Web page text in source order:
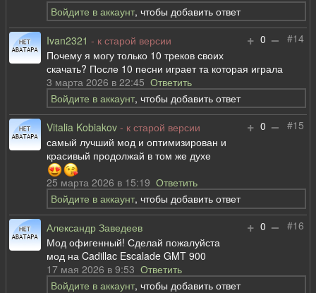
Войдите в аккаунт, чтобы добавить ответ
#14
+ 0 –
Ivan2321 - к старой версии
Почему я могу только 10 треков своих
скачать? После 10 песни играет та которая играла
3 марта 2026 в 22:45Ответить
Войдите в аккаунт, чтобы добавить ответ
#15
+ 0 –
Vitalia Kobiakov - к старой версии
самый лучший мод и оптимизирован и
красивый продолжай в том же духе
25 марта 2026 в 15:19Ответить
Войдите в аккаунт, чтобы добавить ответ
#16
+ 0 –
Александр Заведеев
Мод офигенный! Сделай пожалуйста
мод на Cadillac Escalade GMT 900
17 мая 2026 в 9:53Ответить
Войдите в аккаунт, чтобы добавить ответ